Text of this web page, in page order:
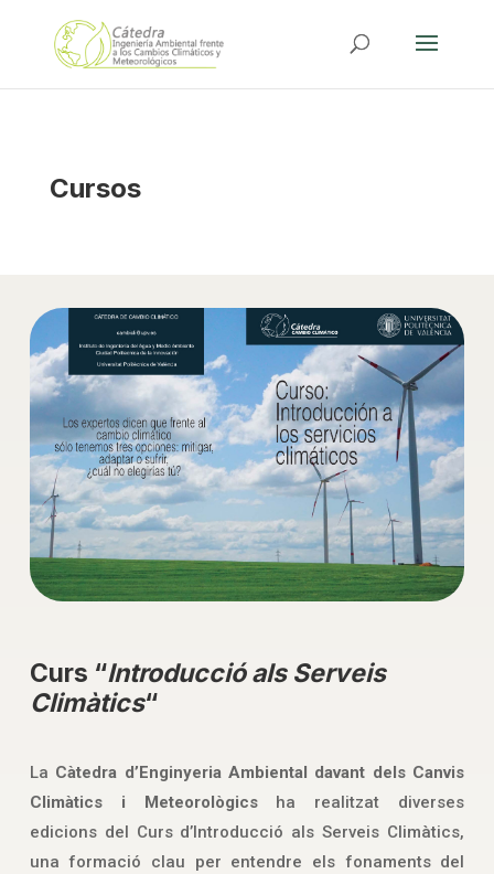
Cursos
Curs “Introducció als Serveis
Climàtics“
La Càtedra d’Enginyeria Ambiental davant dels Canvis
Climàtics i Meteorològicsha realitzat diverses
edicions del Curs d’Introducció als Serveis Climàtics,
una formació clau per entendre els fonaments del